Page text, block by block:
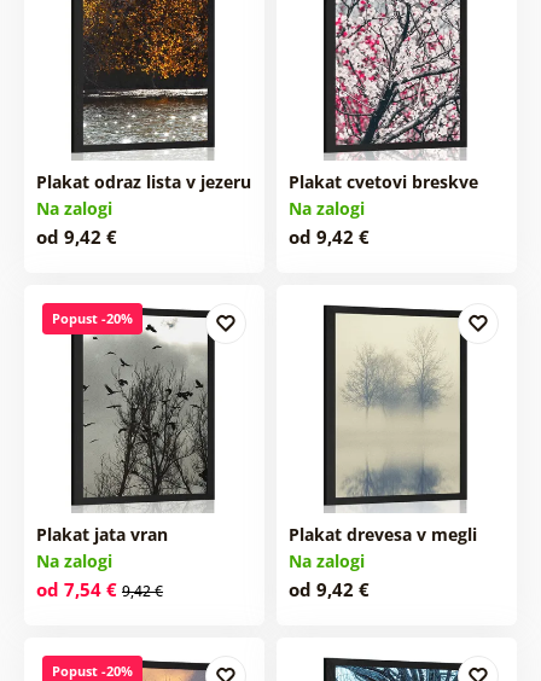
Plakat odraz lista v jezeru
Na zalogi
od 9,42 €
Plakat cvetovi breskve
Na zalogi
od 9,42 €
Popust -20%
Plakat jata vran
Na zalogi
od 7,54 € 9,42 €
Plakat drevesa v megli
Na zalogi
od 9,42 €
Popust -20%